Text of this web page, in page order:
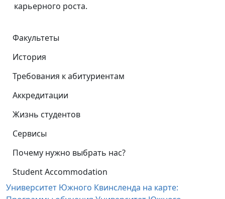
карьерного роста.
Факультеты
История
Требования к абитуриентам
Аккредитации
Жизнь студентов
Сервисы
Почему нужно выбрать нас?
Student Accommodation
Университет Южного Квинсленда на карте: